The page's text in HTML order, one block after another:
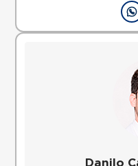
Danilo